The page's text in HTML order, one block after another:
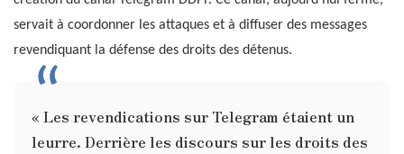
servait à coordonner les attaques et à diffuser des messages
revendiquant la défense des droits des détenus.
« Les revendications sur Telegram étaient un
leurre. Derrière les discours sur les droits des